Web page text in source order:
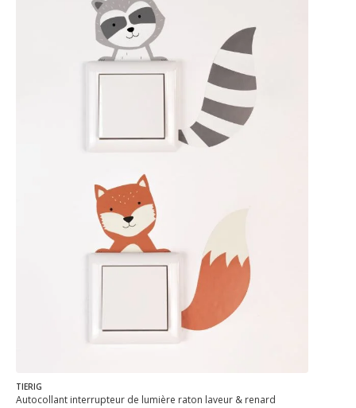
TIERIG
Autocollant interrupteur de lumière raton laveur & renard